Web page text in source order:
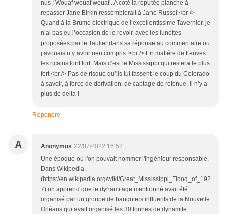
nus ! Wouaf wouaf wouaf . A coté la réputée planche à
repasser Jane Birkin ressemblerait à Jane Russel.<br />
Quand à la Brume électrique de l’excellentissime Tavernier, je
n’ai pas eu l’occasion de le revoir, avec les lunettes
proposées par le Taulier dans sa réponse au commentaire ou
j’avouais n’y avoir rien compris !<br /> En matière de fleuves
les ricains font fort. Mais c’est le Mississippi qui restera le plus
fort.<br /> Pas de risque qu’ils lui fassent le coup du Colorado
à savoir, à force de dérivation, de captage de retenue, il n’y a
plus de delta !
Répondre
A Anonymus 22/07/2022 16:52
Une époque où l'on pouvait nommer l'ingénieur responsable.
Dans Wikipedia,
(https://en.wikipedia.org/wiki/Great_Mississippi_Flood_of_192
7) on apprend que le dynamitage mentionné avait été
organisé par un groupe de banquiers influents de la Nouvelle
Orléans qui avait organisé les 30 tonnes de dynamite